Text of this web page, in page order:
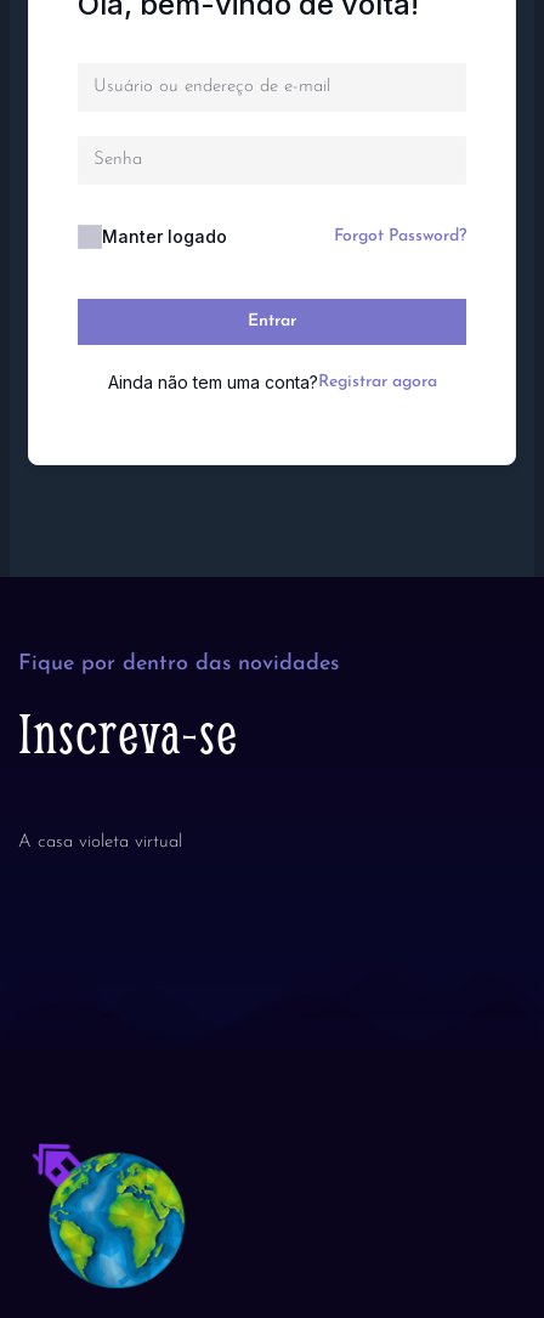
Manter logado Forgot Password?
Entrar
Ainda não tem uma conta? Registrar agora
Fique por dentro das novidades
Inscreva-se
A casa violeta virtual